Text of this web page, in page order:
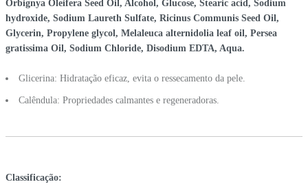
Orbignya Oleifera Seed Oil, Alcohol, Glucose, Stearic acid, Sodium
hydroxide, Sodium Laureth Sulfate, Ricinus Communis Seed Oil,
Glycerin, Propylene glycol, Melaleuca alternidolia leaf oil, Persea
gratissima Oil, Sodium Chloride, Disodium EDTA, Aqua.
Glicerina: Hidratação eficaz, evita o ressecamento da pele.
Calêndula: Propriedades calmantes e regeneradoras.
Classificação: